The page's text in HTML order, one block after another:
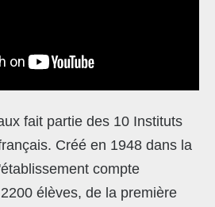
fait partie des 10 Instituts
Créé en 1948 dans la
compte
élèves, de la première